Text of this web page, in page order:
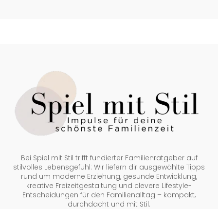
Bei Spiel mit Stil trifft fundierter Familienratgeber auf
stilvolles Lebensgefühl: Wir liefern dir ausgewählte Tipps
rund um moderne Erziehung, gesunde Entwicklung,
kreative Freizeitgestaltung und clevere Lifestyle-
Entscheidungen für den Familienalltag – kompakt,
durchdacht und mit Stil.